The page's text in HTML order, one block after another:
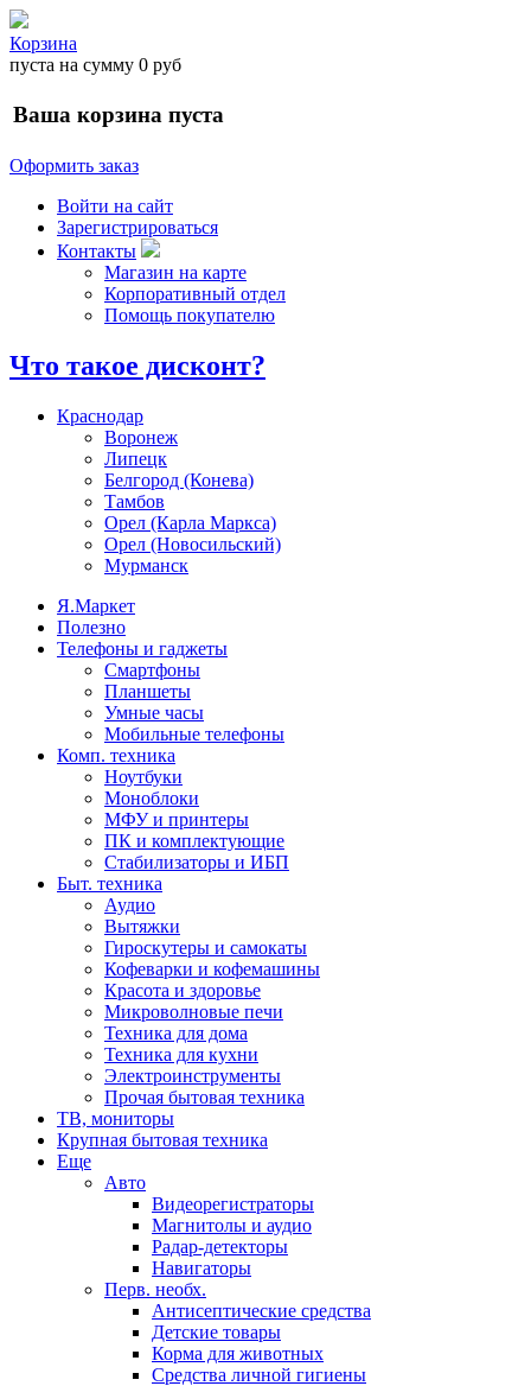
Корзина
пуста на сумму 0 руб
Ваша корзина пуста
Оформить заказ
Войти на сайт
Зарегистрироваться
Контакты
Магазин на карте
Корпоративный отдел
Помощь покупателю
Что такое дисконт?
Краснодар
Воронеж
Липецк
Белгород (Конева)
Тамбов
Орел (Карла Маркса)
Орел (Новосильский)
Мурманск
Я.Маркет
Полезно
Телефоны и гаджеты
Смартфоны
Планшеты
Умные часы
Мобильные телефоны
Комп. техника
Ноутбуки
Моноблоки
МФУ и принтеры
ПК и комплектующие
Стабилизаторы и ИБП
Быт. техника
Аудио
Вытяжки
Гироскутеры и самокаты
Кофеварки и кофемашины
Красота и здоровье
Микроволновые печи
Техника для дома
Техника для кухни
Электроинструменты
Прочая бытовая техника
ТВ, мониторы
Крупная бытовая техника
Еще
Авто
Видеорегистраторы
Магнитолы и аудио
Радар-детекторы
Навигаторы
Перв. необх.
Антисептические средства
Детские товары
Корма для животных
Средства личной гигиены